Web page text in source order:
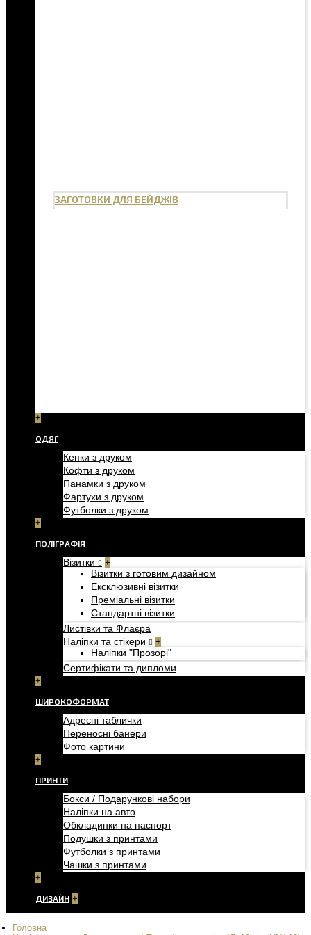
ЗАГОТОВКИ ДЛЯ БЕЙДЖІВ
+
ОДЯГ
Кепки з друком
Кофти з друком
Панамки з друком
Фартухи з друком
Футболки з друком
+
ПОЛІГРАФІЯ
Візитки +
Візитки з готовим дизайном
Ексклюзивні візитки
Преміальні візитки
Стандартні візитки
Листівки та Флаєра
Наліпки та стікери
+
Наліпки "Прозорі"
Сертифікати та дипломи
+
ШИРОКОФОРМАТ
Адресні таблички
Переносні банери
Фото картини
+
ПРИНТИ
Бокси / Подарункові набори
Наліпки на авто
Обкладинки на паспорт
Подушки з принтами
Футболки з принтами
Чашки з принтами
+
ДИЗАЙН +
Головна